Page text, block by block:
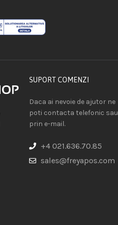
SUPORT COMENZI
Daca ai nevoie de ajutor ne
poti contacta telefonic sau
prin e-mail.
+4 021.636.70.85
sales@freyapos.com